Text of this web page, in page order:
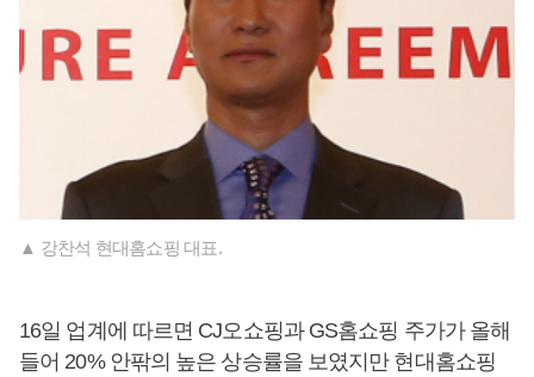
▲ 강찬석 현대홈쇼핑 대표.
16일 업계에 따르면 CJ오쇼핑과 GS홈쇼핑 주가가 올해
들어 20% 안팎의 높은 상승률을 보였지만 현대홈쇼핑